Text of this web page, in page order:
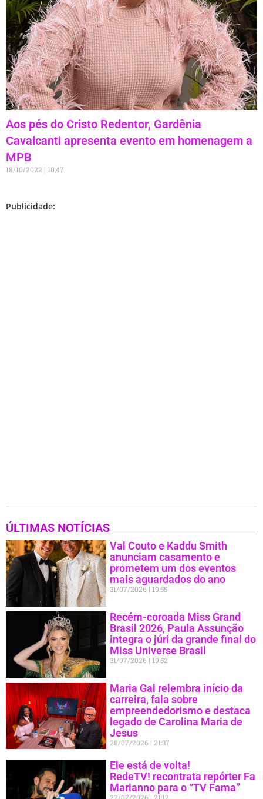
Aos pés do Cristo Redentor, Gardênia
Cavalcanti apresenta evento em homenagem a
MPB
18/10/2022 10:47
Publicidade:
ÚLTIMAS NOTÍCIAS
Val Couto e Kaddu Smith
anunciam casamento e
prometem um dos eventos
mais aguardados do ano
31/07/2026 19:55
Recém-coroada Miss Grand
Brasil 2026, Paula Assunção
integra o júri da grande final do
Miss Universe Brasil
31/07/2026 19:52
Maria Gal relembra início da
carreira, fala sobre
empreendedorismo e destaca
legado de Carolina Maria de
Jesus
28/07/2026 21:37
Ele está de volta!
RedeTV! recontrata repórter Fa
Marianno para o “TV Fama”